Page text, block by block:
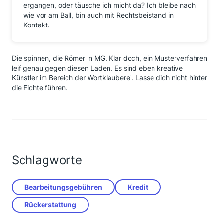
ergangen, oder täusche ich micht da? Ich bleibe nach
wie vor am Ball, bin auch mit Rechtsbeistand in
Kontakt.
Die spinnen, die Römer in MG. Klar doch, ein Musterverfahren
leif genau gegen diesen Laden. Es sind eben kreative
Künstler im Bereich der Wortklauberei. Lasse dich nicht hinter
die Fichte führen.
Schlagworte
Bearbeitungsgebühren Kredit
Rückerstattung